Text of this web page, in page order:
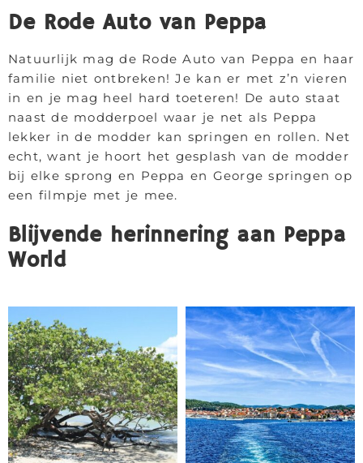
De Rode Auto van Peppa
Natuurlijk mag de Rode Auto van Peppa en haar
familie niet ontbreken! Je kan er met z’n vieren
in en je mag heel hard toeteren! De auto staat
naast de modderpoel waar je net als Peppa
lekker in de modder kan springen en rollen. Net
echt, want je hoort het gesplash van de modder
bij elke sprong en Peppa en George springen op
een filmpje met je mee.
Blijvende herinnering aan Peppa
World